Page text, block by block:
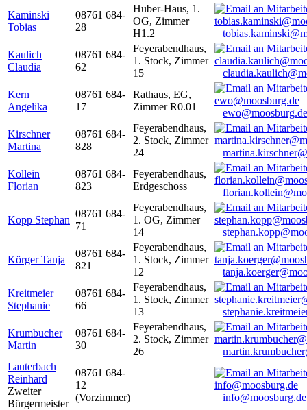
Kaminski
Tobias
08761 684-
28
Huber-Haus, 1.
OG, Zimmer
H1.2
Kaulich
Claudia
08761 684-
62
Feyerabendhaus,
1. Stock, Zimmer
15
Kern
Angelika
08761 684-
17
Rathaus, EG,
Zimmer R0.01
ewo@moosburg.de
Kirschner
Martina
08761 684-
828
Feyerabendhaus,
2. Stock, Zimmer
24
Kollein
Florian
08761 684-
823
Feyerabendhaus,
Erdgeschoss
Kopp Stephan
08761 684-
71
Feyerabendhaus,
1. OG, Zimmer
14
Körger Tanja
08761 684-
821
Feyerabendhaus,
1. Stock, Zimmer
12
Kreitmeier
Stephanie
08761 684-
66
Feyerabendhaus,
1. Stock, Zimmer
13
Krumbucher
Martin
08761 684-
30
Feyerabendhaus,
2. Stock, Zimmer
26
Lauterbach
Reinhard
Zweiter
Bürgermeister
08761 684-
12
(Vorzimmer)
info@moosburg.de